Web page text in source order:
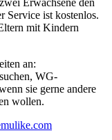
Erwachsene den
Service ist kostenlos.
mit Kindern
an:
WG-
sie gerne andere
wollen.